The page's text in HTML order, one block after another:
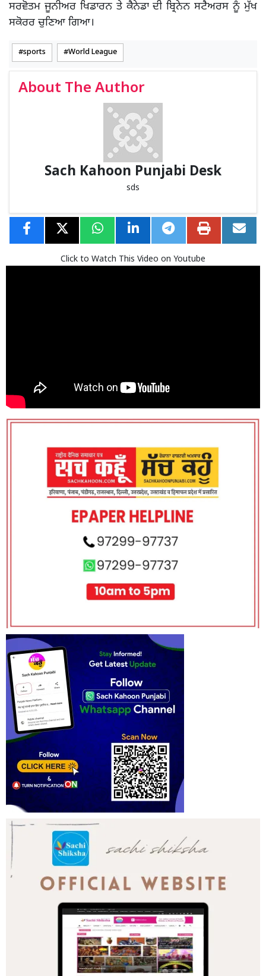
ਸਰਵੋਤਮ ਜੂਨੀਅਰ ਖਿਡਾਰਨ ਤੇ ਕੈਨੇਡਾ ਦੀ ਬ੍ਰਿਨੇਨ ਸਟੈਅਰਸ ਨੂੰ ਮੁੱਖ
ਸਕੋਰਰ ਚੁਣਿਆ ਗਿਆ।
sports World League
About The Author
Sach Kahoon Punjabi Desk
sds
Click to Watch This Video on Youtube